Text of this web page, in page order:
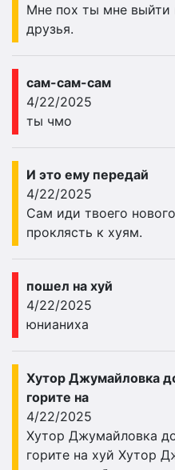
Мне пох ты мне
друзья.
сам-сам-сам
4/22/2025
ты чмо
И это ему передай
4/22/2025
Сам иди твоего
проклясть к хуям.
пошел на хуй
4/22/2025
юнианиха
Хутор Джумайловка
горите на
4/22/2025
Хутор Джумайловка
горите на хуй Хутор